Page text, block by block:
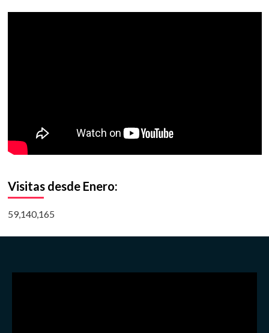
Visitas desde Enero:
59,140,165